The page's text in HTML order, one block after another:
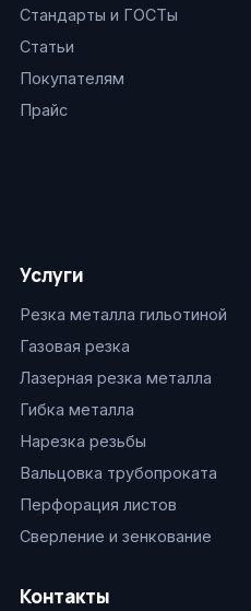
Стандарты и ГОСТы
Статьи
Покупателям
Прайс
Услуги
Резка металла гильотиной
Газовая резка
Лазерная резка металла
Гибка металла
Нарезка резьбы
Вальцовка трубопроката
Перфорация листов
Сверление и зенкование
Контакты